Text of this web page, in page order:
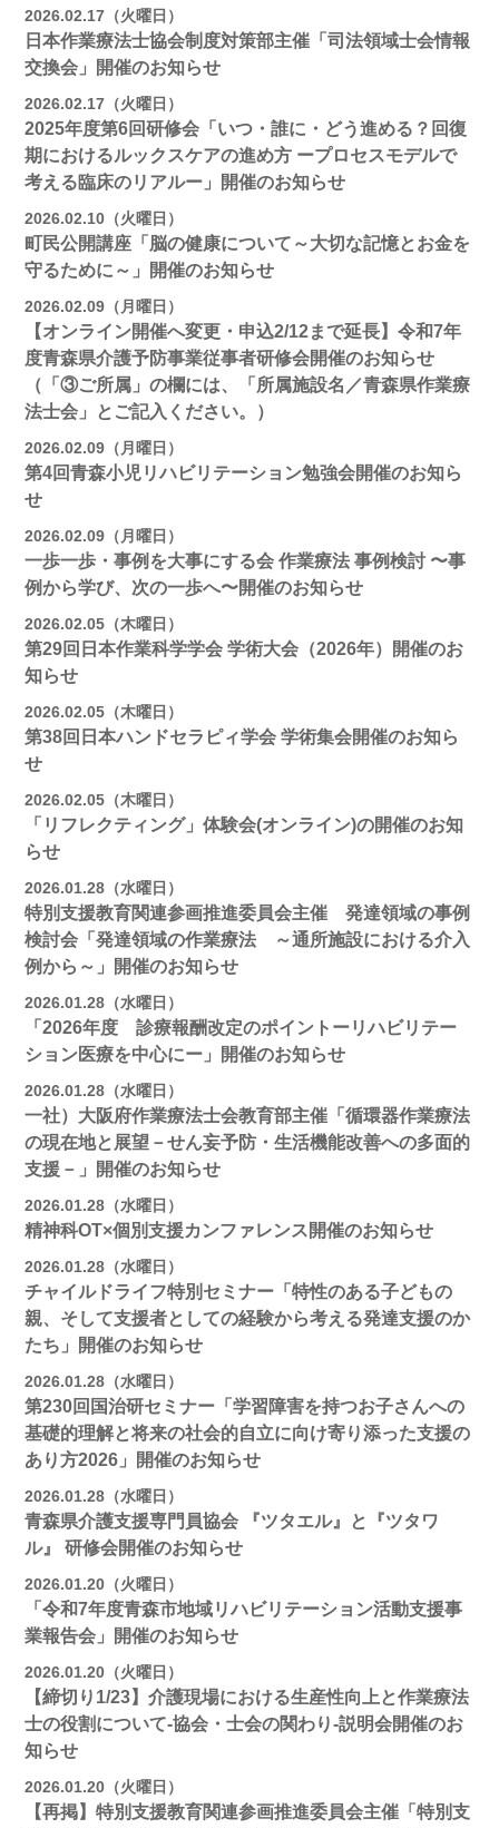
2026.02.17（火曜日）
日本作業療法士協会制度対策部主催「司法領域士会情報
交換会」開催のお知らせ
2026.02.17（火曜日）
2025年度第6回研修会「いつ・誰に・どう進める？回復
期におけるルックスケアの進め方 ープロセスモデルで
考える臨床のリアルー」開催のお知らせ
2026.02.10（火曜日）
町民公開講座「脳の健康について～大切な記憶とお金を
守るために～」開催のお知らせ
2026.02.09（月曜日）
【オンライン開催へ変更・申込2/12まで延長】令和7年
度青森県介護予防事業従事者研修会開催のお知らせ
（「③ご所属」の欄には、「所属施設名／青森県作業療
法士会」とご記入ください。）
2026.02.09（月曜日）
第4回青森小児リハビリテーション勉強会開催のお知ら
せ
2026.02.09（月曜日）
一歩一歩・事例を大事にする会 作業療法 事例検討 〜事
例から学び、次の一歩へ〜開催のお知らせ
2026.02.05（木曜日）
第29回日本作業科学学会 学術大会（2026年）開催のお
知らせ
2026.02.05（木曜日）
第38回日本ハンドセラピィ学会 学術集会開催のお知ら
せ
2026.02.05（木曜日）
「リフレクティング」体験会(オンライン)の開催のお知
らせ
2026.01.28（水曜日）
特別支援教育関連参画推進委員会主催 発達領域の事例
検討会「発達領域の作業療法 ～通所施設における介入
例から～」開催のお知らせ
2026.01.28（水曜日）
「2026年度 診療報酬改定のポイントーリハビリテー
ション医療を中心にー」開催のお知らせ
2026.01.28（水曜日）
一社）大阪府作業療法士会教育部主催「循環器作業療法
の現在地と展望－せん妄予防・生活機能改善への多面的
支援－」開催のお知らせ
2026.01.28（水曜日）
精神科OT×個別支援カンファレンス開催のお知らせ
2026.01.28（水曜日）
チャイルドライフ特別セミナー「特性のある子どもの
親、そして支援者としての経験から考える発達支援のか
たち」開催のお知らせ
2026.01.28（水曜日）
第230回国治研セミナー「学習障害を持つお子さんへの
基礎的理解と将来の社会的自立に向け寄り添った支援の
あり方2026」開催のお知らせ
2026.01.28（水曜日）
青森県介護支援専門員協会 『ツタエル』と『ツタワ
ル』 研修会開催のお知らせ
2026.01.20（火曜日）
「令和7年度青森市地域リハビリテーション活動支援事
業報告会」開催のお知らせ
2026.01.20（火曜日）
【締切り1/23】介護現場における生産性向上と作業療法
士の役割について-協会・士会の関わり-説明会開催のお
知らせ
2026.01.20（火曜日）
【再掲】特別支援教育関連参画推進委員会主催「特別支